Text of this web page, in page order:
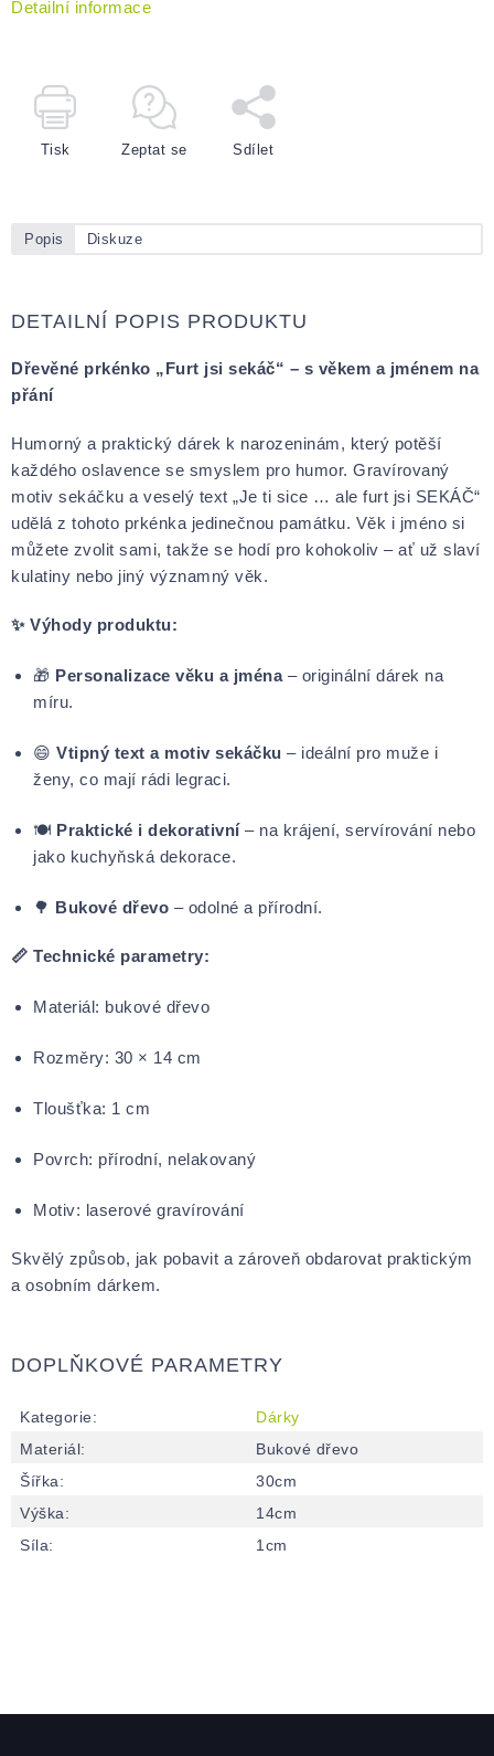
Detailní informace
Tisk Zeptat se Sdílet
Popis Diskuze
DETAILNÍ POPIS PRODUKTU
Dřevěné prkénko „Furt jsi sekáč“ – s věkem a jménem na
přání
Humorný a praktický dárek k narozeninám, který potěší
každého oslavence se smyslem pro humor. Gravírovaný
motiv sekáčku a veselý text „Je ti sice … ale furt jsi SEKÁČ“
udělá z tohoto prkénka jedinečnou památku. Věk i jméno si
můžete zvolit sami, takže se hodí pro kohokoliv – ať už slaví
kulatiny nebo jiný významný věk.
✨ Výhody produktu:
🎁 Personalizace věku a jména– originální dárek na
míru.
😄 Vtipný text a motiv sekáčku – ideální pro muže i
ženy, co mají rádi legraci.
🍽 Praktické i dekorativní– na krájení, servírování nebo
jako kuchyňská dekorace.
🌳 Bukové dřevo – odolné a přírodní.
📏 Technické parametry:
Materiál: bukové dřevo
Rozměry: 30 × 14 cm
Tloušťka: 1 cm
Povrch: přírodní, nelakovaný
Motiv: laserové gravírování
Skvělý způsob, jak pobavit a zároveň obdarovat praktickým
a osobním dárkem.
DOPLŇKOVÉ PARAMETRY
Kategorie:
Dárky
Materiál:
Bukové dřevo
Šířka:
30cm
Výška:
14cm
Síla: 1cm